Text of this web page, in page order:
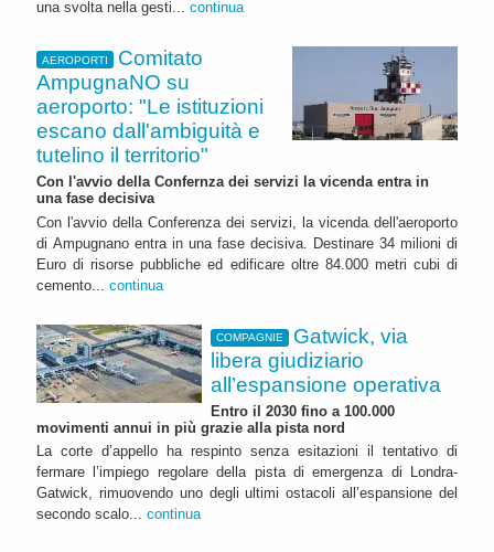
una svolta nella gesti... continua
AEROPORTI
Comitato
AmpugnaNO su
aeroporto: "Le istituzioni
escano dall'ambiguità e
tutelino il territorio"
Con l'avvio della Confernza dei servizi la vicenda entra in
una fase decisiva
Con l'avvio della Conferenza dei servizi, la vicenda dell'aeroporto
di Ampugnano entra in una fase decisiva. Destinare 34 milioni di
Euro di risorse pubbliche ed edificare oltre 84.000 metri cubi di
cemento... continua
COMPAGNIE
Gatwick, via
libera giudiziario
all’espansione operativa
Entro il 2030 fino a 100.000
movimenti annui in più grazie alla pista nord
La corte d’appello ha respinto senza esitazioni il tentativo di
fermare l’impiego regolare della pista di emergenza di Londra-
Gatwick, rimuovendo uno degli ultimi ostacoli all’espansione del
secondo scalo... continua